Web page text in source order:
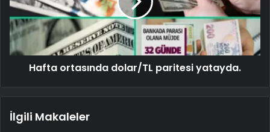
Hafta ortasında dolar/TL paritesi yatayda.
İlgili Makaleler